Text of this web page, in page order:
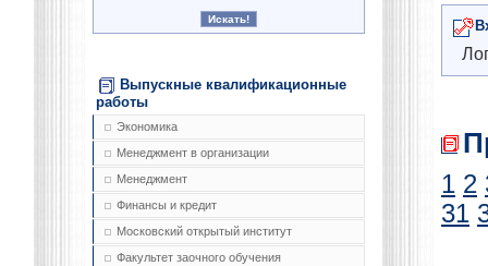
Выпускные квалификационные
работы
Экономика
Менеджмент в организации
Менеджмент
Финансы и кредит
Московский открытый институт
Факультет заочного обучения
1 2
31